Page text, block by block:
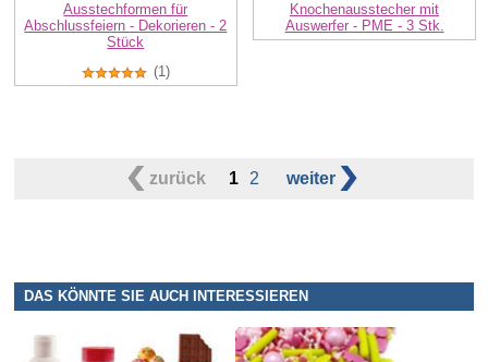
Ausstechformen für
Abschlussfeiern - Dekorieren - 2
Stück
(1)
Knochenausstecher mit
Auswerfer - PME - 3 Stk.
zurück 1 2 weiter
DAS KÖNNTE SIE AUCH INTERESSIEREN